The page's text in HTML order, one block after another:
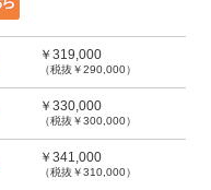
￥319,000
（税抜￥290,000）
￥330,000
（税抜￥300,000）
￥341,000
（税抜￥310,000）